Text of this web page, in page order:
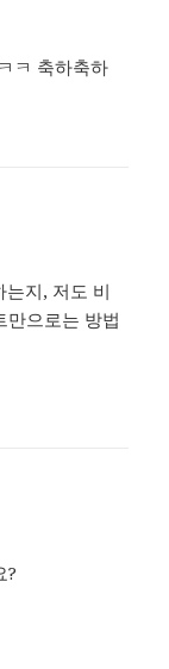
ㅋ 축하축하
지, 저도 비
만으로는 방법
?